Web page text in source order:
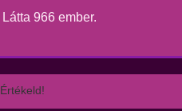
Látta 966 ember.
Értékeld!